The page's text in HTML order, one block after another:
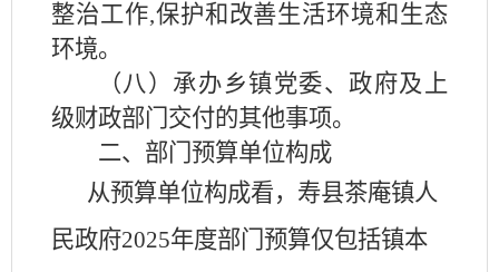
整治工作,保护和改善生活环境和生态
环境。
（八）承办乡镇党委、政府及上
级财政部门交付的其他事项。
二、部门预算单位构成
从预算单位构成看， 寿县茶庵镇人
民政府2025年度部门预算仅包括镇本